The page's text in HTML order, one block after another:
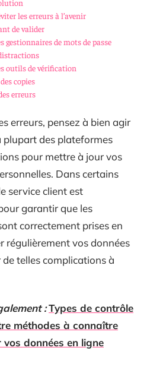
les erreurs à l’avenir
de valider
gestionnaires de mots de passe
outils de vérification
copies
erreurs
erreurs, pensez à bien agir
plupart des plateformes
pour mettre à jour vos
Dans certains
service client est
garantir que les
correctement prises en
régulièrement vos données
de telles complications à
:Types de contrôle
méthodes à connaître
données en ligne